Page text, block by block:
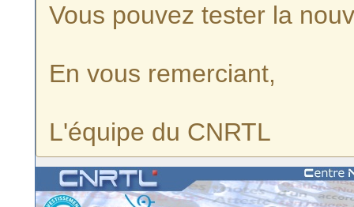
Vous pouvez tester la
En vous remerciant,
L'équipe du CNRTL